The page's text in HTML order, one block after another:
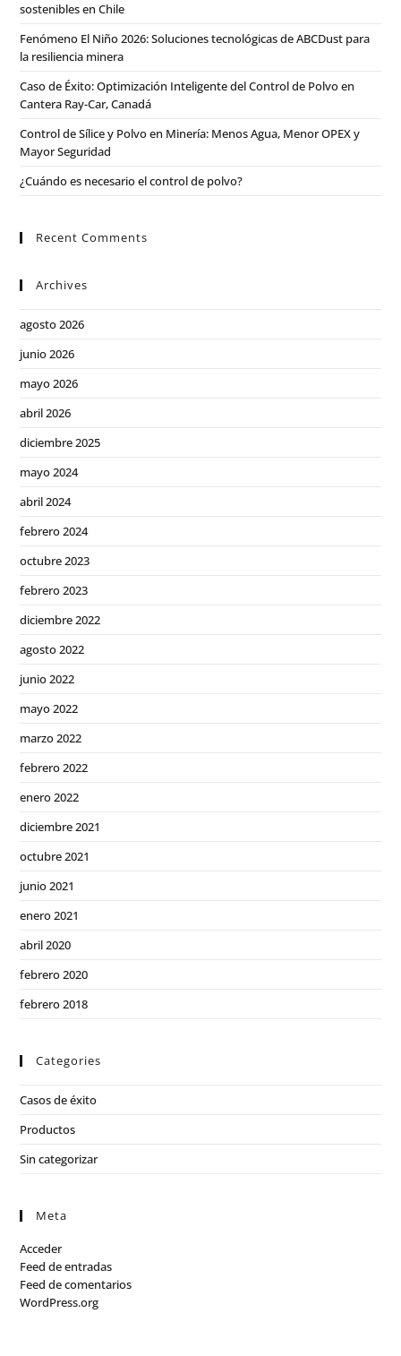
sostenibles en Chile
Fenómeno El Niño 2026: Soluciones tecnológicas de ABCDust para
la resiliencia minera
Caso de Éxito: Optimización Inteligente del Control de Polvo en
Cantera Ray-Car, Canadá
Control de Sílice y Polvo en Minería: Menos Agua, Menor OPEX y
Mayor Seguridad
¿Cuándo es necesario el control de polvo?
Recent Comments
Archives
agosto 2026
junio 2026
mayo 2026
abril 2026
diciembre 2025
mayo 2024
abril 2024
febrero 2024
octubre 2023
febrero 2023
diciembre 2022
agosto 2022
junio 2022
mayo 2022
marzo 2022
febrero 2022
enero 2022
diciembre 2021
octubre 2021
junio 2021
enero 2021
abril 2020
febrero 2020
febrero 2018
Categories
Casos de éxito
Productos
Sin categorizar
Meta
Acceder
Feed de entradas
Feed de comentarios
WordPress.org